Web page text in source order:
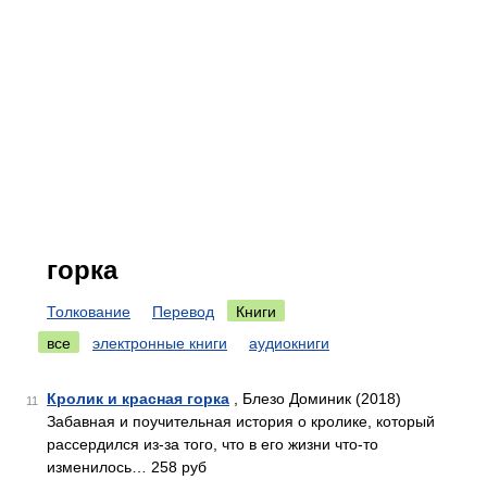
горка
Толкование Перевод
Книги
все
электронные книги аудиокниги
11 Кролик и красная горка , Блезо Доминик (2018)
Забавная и поучительная история о кролике, который
рассердился из-за того, что в его жизни что-то
изменилось… 258 руб